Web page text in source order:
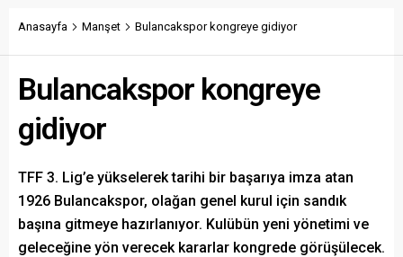
Anasayfa Manşet Bulancakspor kongreye gidiyor
Bulancakspor kongreye
gidiyor
TFF 3. Lig’e yükselerek tarihi bir başarıya imza atan
1926 Bulancakspor, olağan genel kurul için sandık
başına gitmeye hazırlanıyor. Kulübün yeni yönetimi ve
geleceğine yön verecek kararlar kongrede görüşülecek.